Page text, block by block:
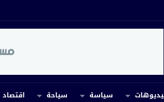
سياسة سياحة اقتصاد